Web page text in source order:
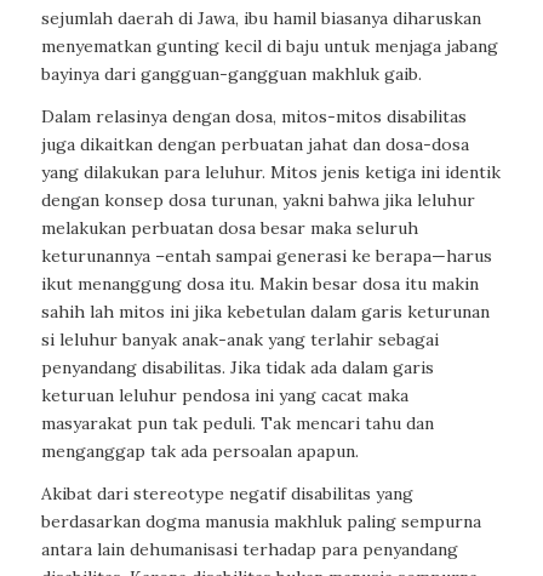
sejumlah daerah di Jawa, ibu hamil biasanya diharuskan
menyematkan gunting kecil di baju untuk menjaga jabang
bayinya dari gangguan-gangguan makhluk gaib.
Dalam relasinya dengan dosa, mitos-mitos disabilitas
juga dikaitkan dengan perbuatan jahat dan dosa-dosa
yang dilakukan para leluhur. Mitos jenis ketiga ini identik
dengan konsep dosa turunan, yakni bahwa jika leluhur
melakukan perbuatan dosa besar maka seluruh
keturunannya –entah sampai generasi ke berapa—harus
ikut menanggung dosa itu. Makin besar dosa itu makin
sahih lah mitos ini jika kebetulan dalam garis keturunan
si leluhur banyak anak-anak yang terlahir sebagai
penyandang disabilitas. Jika tidak ada dalam garis
keturuan leluhur pendosa ini yang cacat maka
masyarakat pun tak peduli. Tak mencari tahu dan
menganggap tak ada persoalan apapun.
Akibat dari stereotype negatif disabilitas yang
berdasarkan dogma manusia makhluk paling sempurna
antara lain dehumanisasi terhadap para penyandang